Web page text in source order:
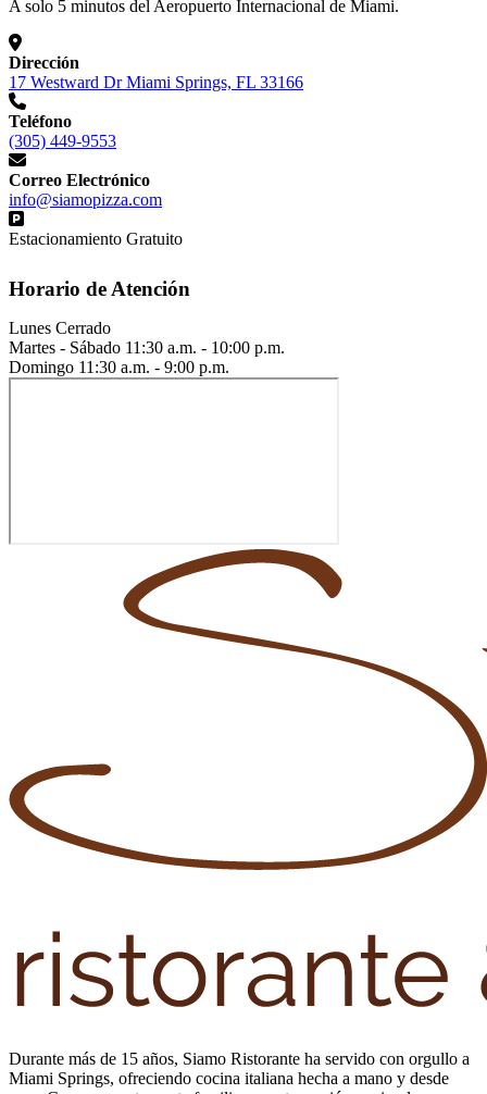
A solo 5 minutos del Aeropuerto Internacional de Miami.
Dirección
17 Westward Dr Miami Springs, FL 33166
Teléfono
(305) 449-9553
Correo Electrónico
info@siamopizza.com
Estacionamiento Gratuito
Horario de Atención
Lunes Cerrado
Martes - Sábado 11:30 a.m. - 10:00 p.m.
Domingo 11:30 a.m. - 9:00 p.m.
Durante más de 15 años, Siamo Ristorante ha servido con orgullo a
Miami Springs, ofreciendo cocina italiana hecha a mano y desde